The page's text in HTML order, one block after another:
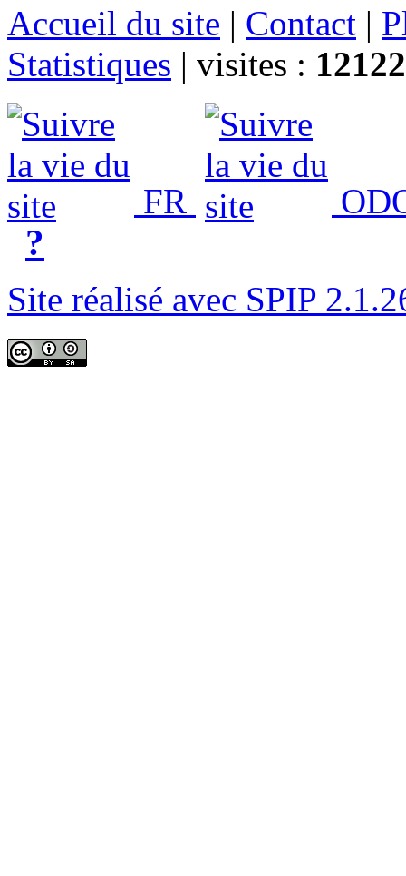
Accueil du site | Contact |
Statistiques | visites :
FR
?
Site réalisé avec SPIP